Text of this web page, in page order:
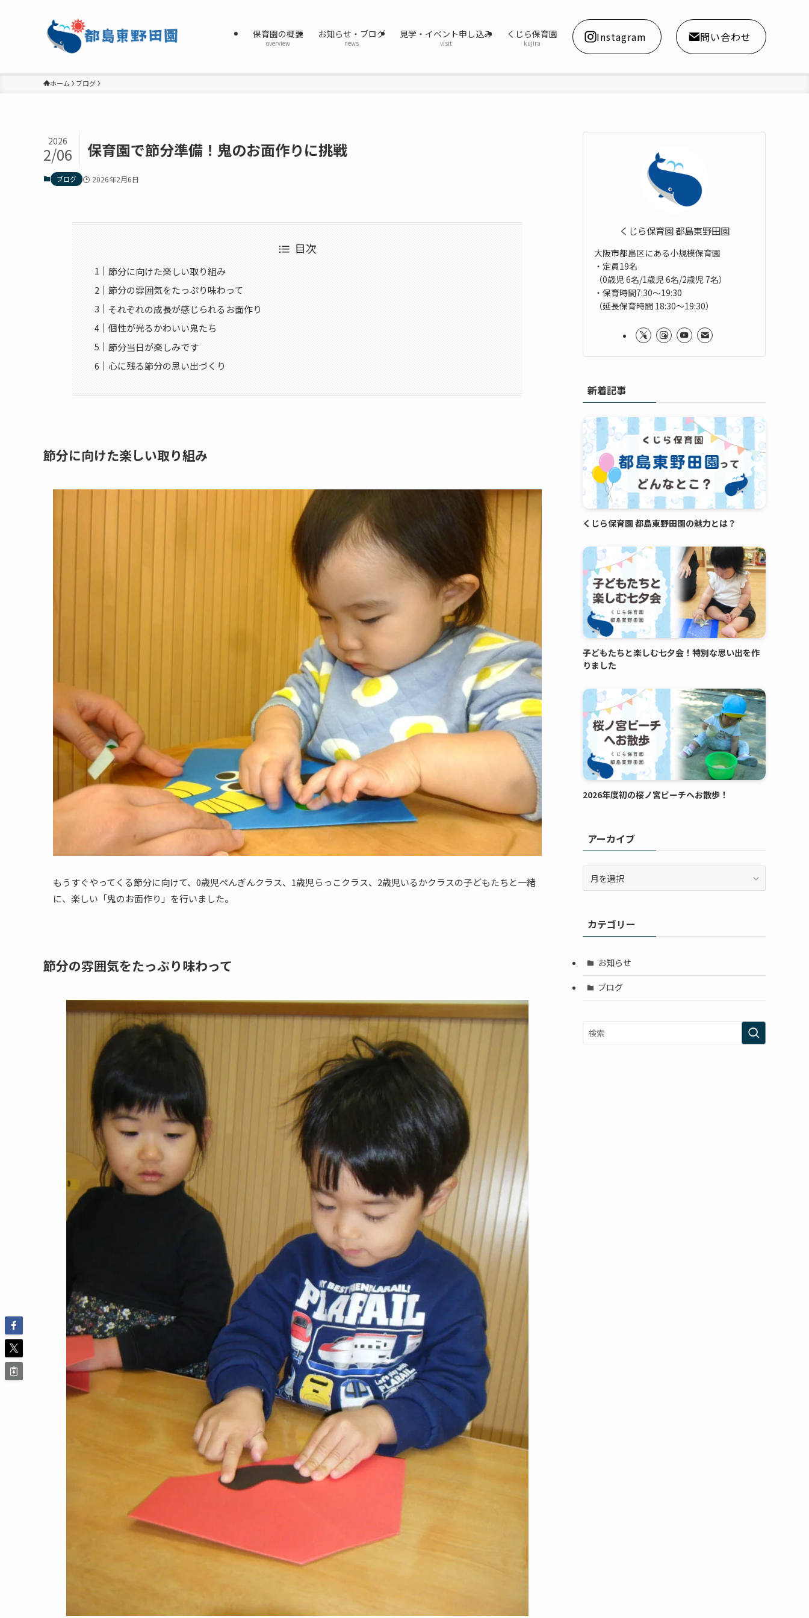
保育園の概要
overview
お知らせ・ブログ
news
見学・イベント申し込み
visit
くじら保育園
kujira Instagram 問い合わせ
ホーム ブログ
保育園で節分準備！鬼のお面作りに挑戦
2026
2/06
ブログ 2026年2月6日
目次
節分に向けた楽しい取り組み
節分の雰囲気をたっぷり味わって
それぞれの成長が感じられるお面作り
個性が光るかわいい鬼たち
節分当日が楽しみです
心に残る節分の思い出づくり
節分に向けた楽しい取り組み
もうすぐやってくる節分に向けて、0歳児ぺんぎんクラス、1歳児らっこクラス、2歳児いるかクラスの子どもたちと一緒
に、楽しい「鬼のお面作り」を行いました。
節分の雰囲気をたっぷり味わって
くじら保育園 都島東野田園
大阪市都島区にある小規模保育園
・定員19名
（0歳児 6名/1歳児 6名/2歳児 7名）
・保育時間7:30～19:30
（延長保育時間 18:30～19:30）
新着記事
くじら保育園 都島東野田園の魅力とは？
子どもたちと楽しむ七夕会！特別な思い出を作
りました
2026年度初の桜ノ宮ビーチへお散歩！
アーカイブ
ブカテゴリー
お知らせ
ブログ